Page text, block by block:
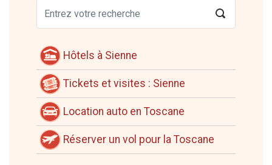
Hôtels à Sienne
Tickets et visites : Sienne
Location auto en Toscane
Réserver un vol pour la Toscane